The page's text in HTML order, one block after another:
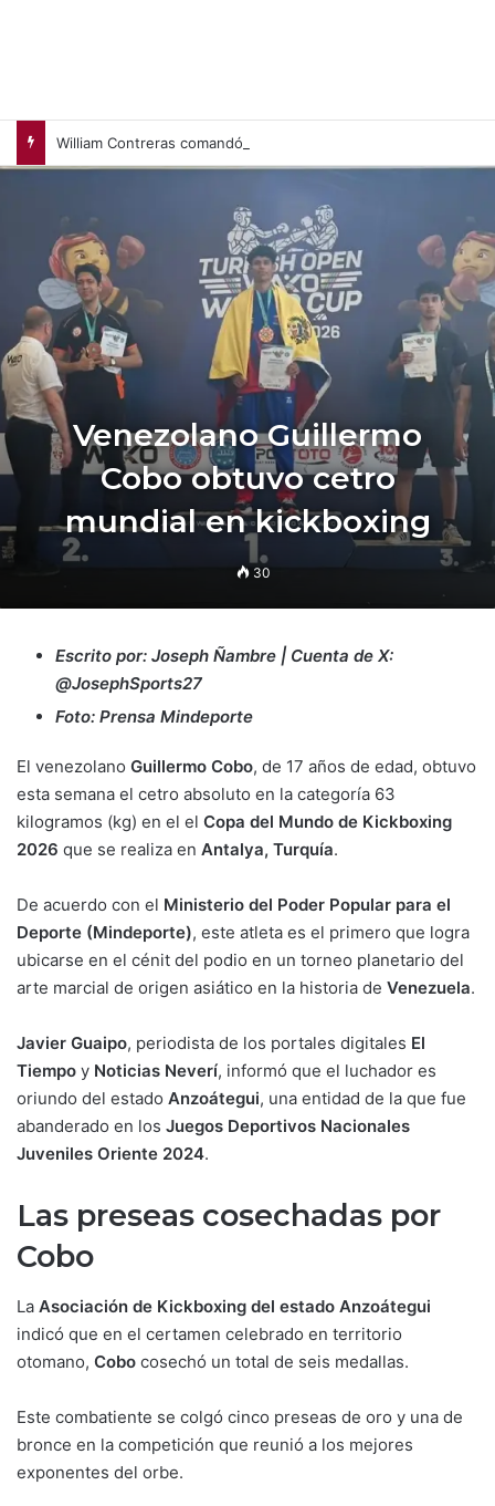
Venezolano Guillermo
Cobo obtuvo cetro
mundial en kickboxing
30
Escrito por: Joseph Ñambre | Cuenta de X:
@JosephSports27
Foto: Prensa Mindeporte
El venezolano Guillermo Cobo, de 17 años de edad, obtuvo
esta semana el cetro absoluto en la categoría 63
kilogramos (kg) en el el Copa del Mundo de Kickboxing
2026 que se realiza en Antalya, Turquía.
De acuerdo con el Ministerio del Poder Popular para el
Deporte (Mindeporte), este atleta es el primero que logra
ubicarse en el cénit del podio en un torneo planetario del
arte marcial de origen asiático en la historia de Venezuela.
Javier Guaipo, periodista de los portales digitales El
Tiempo y Noticias Neverí, informó que el luchador es
oriundo del estado Anzoátegui, una entidad de la que fue
abanderado en los Juegos Deportivos Nacionales
Juveniles Oriente 2024.
Las preseas cosechadas por
Cobo
La Asociación de Kickboxing del estado Anzoátegui
indicó que en el certamen celebrado en territorio
otomano, Cobo cosechó un total de seis medallas.
Este combatiente se colgó cinco preseas de oro y una de
bronce en la competición que reunió a los mejores
exponentes del orbe.